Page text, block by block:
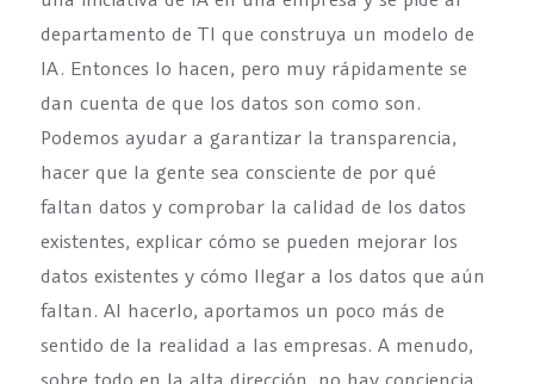
departamento de TI que construya un modelo de
IA. Entonces lo hacen, pero muy rápidamente se
dan cuenta de que los datos son como son.
Podemos ayudar a garantizar la transparencia,
hacer que la gente sea consciente de por qué
faltan datos y comprobar la calidad de los datos
existentes, explicar cómo se pueden mejorar los
datos existentes y cómo llegar a los datos que aún
faltan. Al hacerlo, aportamos un poco más de
sentido de la realidad a las empresas. A menudo,
sobre todo en la alta dirección, no hay conciencia